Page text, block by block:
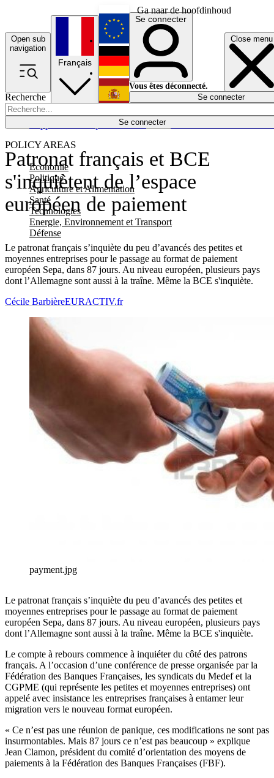
Ga naar de hoofdinhoud
Open sub
navigation
Close menu
Recherche
Se connecter
POLICY AREAS
Economie
Politique
Agriculture et Alimentation
Santé
Technologies
Energie, Environnement et Transport
Défense
Économie
Français
English
Deutsch
Español
Se connecter
Vous êtes déconnecté.
Se connecter
Patronat français et BCE
s'inquiètent de l’espace
européen de paiement
Le patronat français s’inquiète du peu d’avancés des petites et
moyennes entreprises pour le passage au format de paiement
européen Sepa, dans 87 jours. Au niveau européen, plusieurs pays
dont l’Allemagne sont aussi à la traîne. Même la BCE s'inquiète.
Cécile BarbièreEURACTIV.fr
payment.jpg
Le patronat français s’inquiète du peu d’avancés des petites et
moyennes entreprises pour le passage au format de paiement
européen Sepa, dans 87 jours. Au niveau européen, plusieurs pays
dont l’Allemagne sont aussi à la traîne. Même la BCE s'inquiète.
Le compte à rebours commence à inquiéter du côté des patrons
français. A l’occasion d’une conférence de presse organisée par la
Fédération des Banques Françaises, les syndicats du Medef et la
CGPME (qui représente les petites et moyennes entreprises) ont
appelé avec insistance les entreprises françaises à entamer leur
migration vers le nouveau format européen.
« Ce n’est pas une réunion de panique, ces modifications ne sont pas
insurmontables. Mais 87 jours ce n’est pas beaucoup » explique
Jean Clamon, président du comité d’orientation des moyens de
paiements à la Fédération des Banques Françaises (FBF).